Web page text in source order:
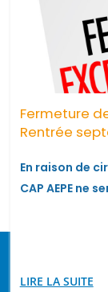
Fermeture
Rentrée
En raison de
CAP AEPE ne
LIRE LA SUITE